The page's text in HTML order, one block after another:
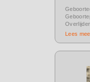
Lees